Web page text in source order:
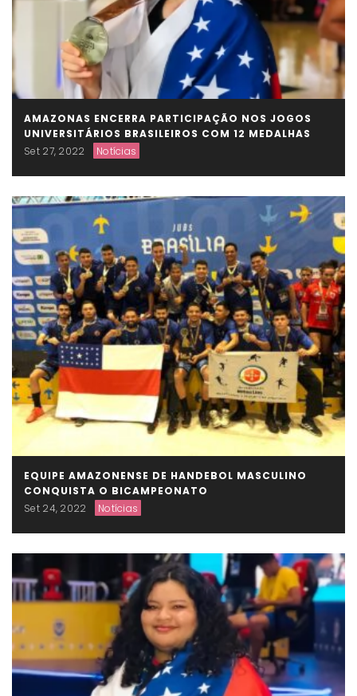
AMAZONAS ENCERRA PARTICIPAÇÃO NOS JOGOS
UNIVERSITÁRIOS BRASILEIROS COM 12 MEDALHAS
Set 27, 2022
Notícias
EQUIPE AMAZONENSE DE HANDEBOL MASCULINO
CONQUISTA O BICAMPEONATO
Set 24, 2022
Notícias